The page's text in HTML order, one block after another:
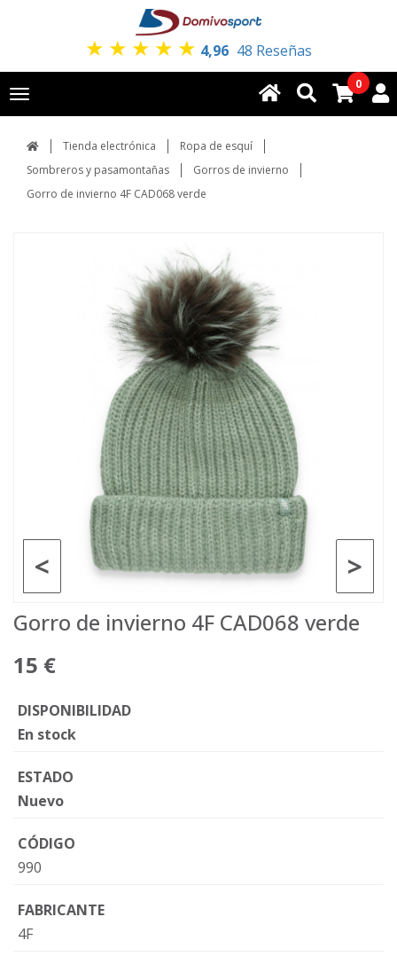
★ ★ ★ ★ ★ 4,96 48 Reseñas
Toggle
navigation
0
Tienda electrónica
Ropa de esquí
Sombreros y pasamontañas
Gorros de invierno
Gorro de invierno 4F CAD068 verde
>
<
Gorro de invierno 4F CAD068 verde
15 €
DISPONIBILIDAD
En stock
ESTADO
Nuevo
CÓDIGO
990
FABRICANTE
4F